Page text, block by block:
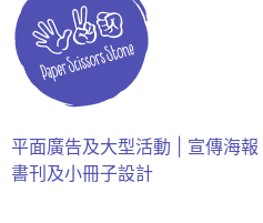
平面廣告及大型活動 宣傳海報
書刊及小冊子設計